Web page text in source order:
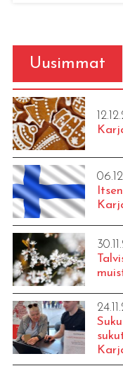
Uusimmat